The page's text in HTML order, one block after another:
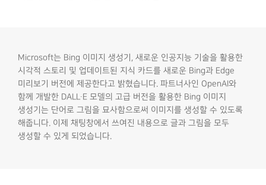
Microsoft는 Bing 이미지 생성기, 새로운 인공지능 기술을 활용한
시각적 스토리 및 업데이트된 지식 카드를 새로운 Bing과 Edge
미리보기 버전에 제공한다고 밝혔습니다. 파트너사인 OpenAI와
함께 개발한 DALL∙E 모델의 고급 버전을 활용한 Bing 이미지
생성기는 단어로 그림을 묘사함으로써 이미지를 생성할 수 있도록
해줍니다. 이제 채팅창에서 쓰여진 내용으로 글과 그림을 모두
생성할 수 있게 되었습니다.